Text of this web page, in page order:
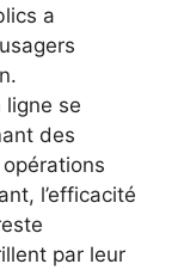
a
ligne se
des
l’efficacité
par leur